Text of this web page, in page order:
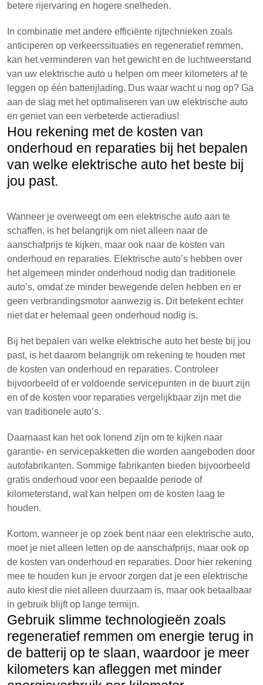
betere rijervaring en hogere snelheden.
In combinatie met andere efficiënte rijtechnieken zoals
anticiperen op verkeerssituaties en regeneratief remmen,
kan het verminderen van het gewicht en de luchtweerstand
van uw elektrische auto u helpen om meer kilometers af te
leggen op één batterijlading. Dus waar wacht u nog op? Ga
aan de slag met het optimaliseren van uw elektrische auto
en geniet van een verbeterde actieradius!
Hou rekening met de kosten van
onderhoud en reparaties bij het bepalen
van welke elektrische auto het beste bij
jou past.
Wanneer je overweegt om een elektrische auto aan te
schaffen, is het belangrijk om niet alleen naar de
aanschafprijs te kijken, maar ook naar de kosten van
onderhoud en reparaties. Elektrische auto’s hebben over
het algemeen minder onderhoud nodig dan traditionele
auto’s, omdat ze minder bewegende delen hebben en er
geen verbrandingsmotor aanwezig is. Dit betekent echter
niet dat er helemaal geen onderhoud nodig is.
Bij het bepalen van welke elektrische auto het beste bij jou
past, is het daarom belangrijk om rekening te houden met
de kosten van onderhoud en reparaties. Controleer
bijvoorbeeld of er voldoende servicepunten in de buurt zijn
en of de kosten voor reparaties vergelijkbaar zijn met die
van traditionele auto’s.
Daarnaast kan het ook lonend zijn om te kijken naar
garantie- en servicepakketten die worden aangeboden door
autofabrikanten. Sommige fabrikanten bieden bijvoorbeeld
gratis onderhoud voor een bepaalde periode of
kilometerstand, wat kan helpen om de kosten laag te
houden.
Kortom, wanneer je op zoek bent naar een elektrische auto,
moet je niet alleen letten op de aanschafprijs, maar ook op
de kosten van onderhoud en reparaties. Door hier rekening
mee te houden kun je ervoor zorgen dat je een elektrische
auto kiest die niet alleen duurzaam is, maar ook betaalbaar
in gebruik blijft op lange termijn.
Gebruik slimme technologieën zoals
regeneratief remmen om energie terug in
de batterij op te slaan, waardoor je meer
kilometers kan afleggen met minder